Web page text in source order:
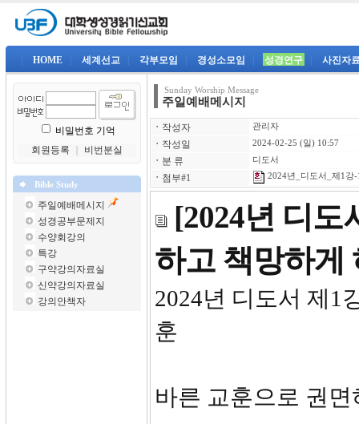
HOME 세계선교 각부모임 경성소모임 성경연구 사진자
비밀번호 기억
회원등록
비번분실
Bible Study
주일예배메시지
성경공부문제지
수양회강의
특강
구약강의자료실
신약강의자료실
강의안책자
Sunday Worship Message
주일예배메시지
ㆍ 작성자 관리자
ㆍ 작성일 2024-02-25 (일) 10:57
ㆍ 분 류 디도서
ㆍ 첨부#1 2024년_디도서_제1강-
[2024년 디도
하고 책망하게
2024년
훈
바른 교훈으로 권